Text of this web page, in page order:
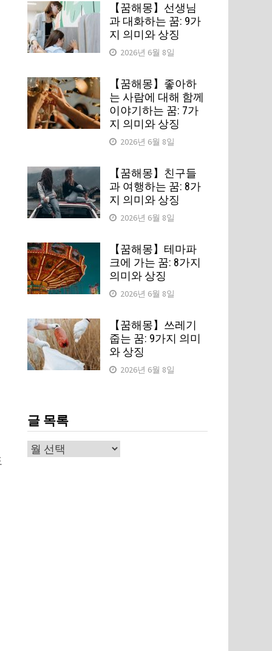
【꿈해몽】선생님
과 대화하는 꿈: 9가
지 의미와 상징
2026년 6월 8일
【꿈해몽】좋아하
는 사람에 대해 함께
이야기하는 꿈: 7가
지 의미와 상징
2026년 6월 8일
【꿈해몽】친구들
과 여행하는 꿈: 8가
지 의미와 상징
2026년 6월 8일
【꿈해몽】테마파
크에 가는 꿈: 8가지
의미와 상징
2026년 6월 8일
【꿈해몽】쓰레기
줍는 꿈: 9가지 의미
와 상징
2026년 6월 8일
글 목록
글